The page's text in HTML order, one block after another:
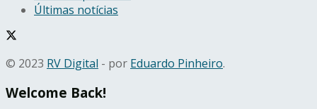
Últimas notícias
© 2023 RV Digital - por Eduardo Pinheiro.
Welcome Back!